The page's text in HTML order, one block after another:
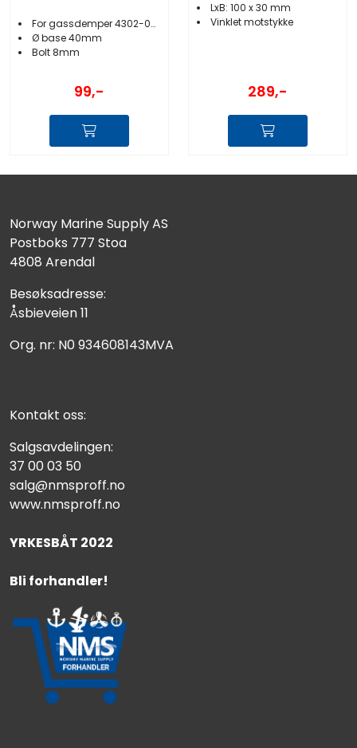
For gassdemper 4302-00 til -09
Ø base 40mm
Bolt 8mm
99,-
LxB: 100 x 30 mm
Vinklet motstykke
289,-
Norway Marine Supply AS
Postboks 777 Stoa
4808 Arendal
Besøksadresse:
Åsbieveien 11
Org. nr: N0 934608143MVA
Kontakt oss:
Salgsavdelingen:
37 00 03 50
salg@nmsproff.no
www.nmsproff.no
YRKESBÅT 2022
Bli forhandler!